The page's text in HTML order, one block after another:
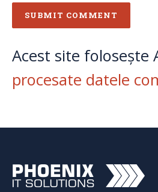
Acest site folosește
procesate datele